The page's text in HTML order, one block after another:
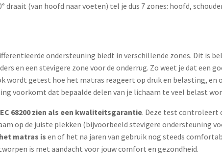
(van hoofd naar voeten) tel je dus 7 zones: hoofd,
ondersteuning biedt in verschillende zones. Dit is
en een stevigere zone voor de onderrug. Zo weet je dat een
wordt getest hoe het matras reageert op druk en belasting,
voorkomt dat bepaalde delen van je lichaam te veel belast
68200 zien als een kwaliteitsgarantie. Deze test controleert
op de juiste plekken (bijvoorbeeld stevigere ondersteuning
matras isen of het na jaren van gebruik nog steeds
is met aandacht voor jouw comfort en gezondheid.